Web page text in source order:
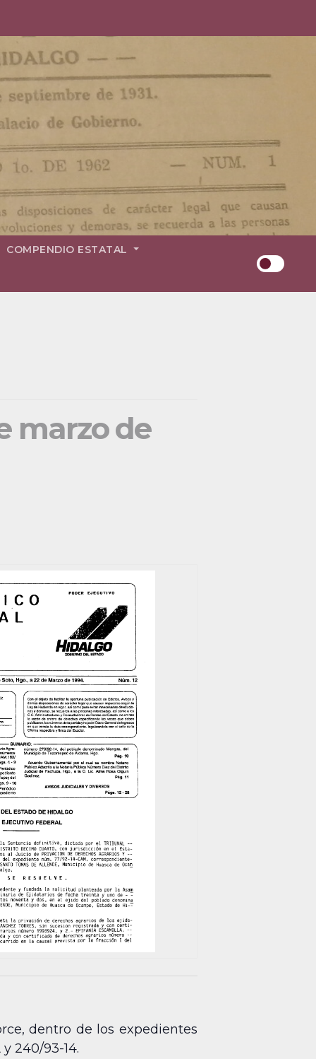
COMPENDIO ESTATAL
marzo de
dentro de los expedientes
y 240/93-14.